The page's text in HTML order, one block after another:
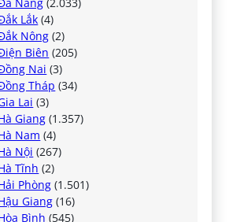
Nẵng (2.033)
Lắk (4)
Nông (2)
Biên (205)
Nai (3)
Tháp (34)
Lai (3)
Giang (1.357)
Nam (4)
Nội (267)
Tĩnh (2)
Phòng (1.501)
Giang (16)
Bình (545)